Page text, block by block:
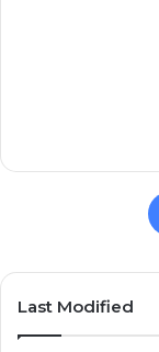
Last Modified